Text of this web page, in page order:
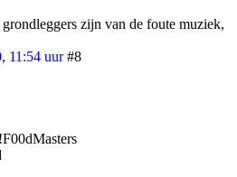
zijn van de foute muziek,
11:54 uur #8